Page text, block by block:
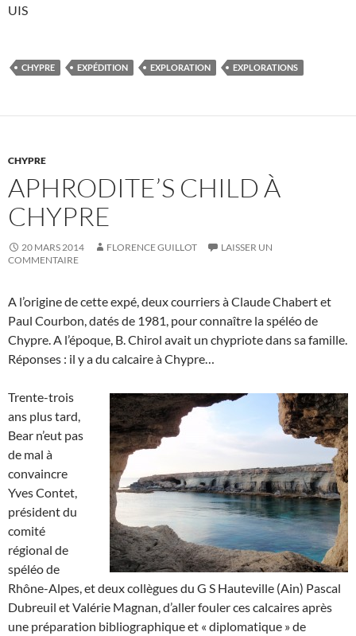
UIS
CHYPRE EXPÉDITION EXPLORATION EXPLORATIONS
CHYPRE
APHRODITE’S CHILD À
CHYPRE
20 MARS 2014 FLORENCE GUILLOT
LAISSER UN
COMMENTAIRE
A l’origine de cette expé, deux courriers à Claude Chabert et
Paul Courbon, datés de 1981, pour connaître la spéléo de
Chypre. A l’époque, B. Chirol avait un chypriote dans sa famille.
Réponses : il y a du calcaire à Chypre…
Trente-trois
ans plus tard,
Bear n’eut pas
de mal à
convaincre
Yves Contet,
président du
comité
régional de
spéléo de
Rhône-Alpes, et deux collègues du G S Hauteville (Ain) Pascal
Dubreuil et Valérie Magnan, d’aller fouler ces calcaires après
une préparation bibliographique et « diplomatique » de